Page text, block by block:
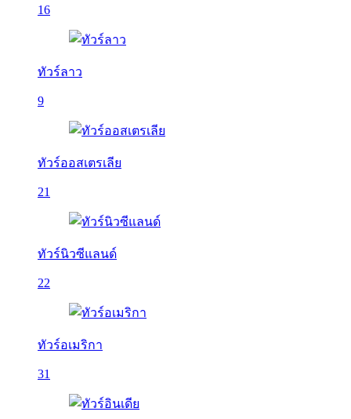
16
ทัวร์ลาว
9
ทัวร์ออสเตรเลีย
21
ทัวร์นิวซีแลนด์
22
ทัวร์อเมริกา
31